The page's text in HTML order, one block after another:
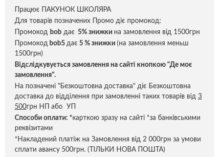
Працює ПАКУНОК ШКОЛЯРА
Для товарів позначених Промо діє промокод:
Промокод bob дає 5% знижки на замовлення від 1500грн
Промокод bob5 дає 5 % знижки (на замовлення меньш
1500грн)
Відслідкувується замовлення на сайті кнопкою "Де моє
замовлення".
На позначені "Безкоштовна доставка" діє Безкоштовна
доставка до відділення при замовленні таких товарів від 3
500грн НП або УП
Способи оплати: *карткою зразу на сайті *за банківськими
реквізитами
*Накладений платіж на Замовлення від 2 000грн за умови
сплати авансу 500грн. (ТІЛЬКИ НОВА ПОШТА)